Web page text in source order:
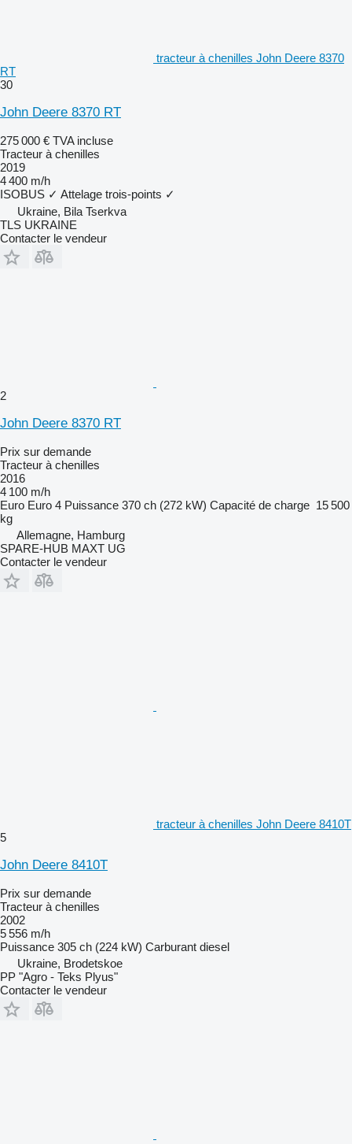
tracteur à chenilles John Deere 8370
RT
30
John Deere 8370 RT
275 000 € TVA incluse
Tracteur à chenilles
2019
4 400 m/h
ISOBUS ✓ Attelage trois-points ✓
Ukraine, Bila Tserkva
TLS UKRAINE
Contacter le vendeur
2
John Deere 8370 RT
Prix sur demande
Tracteur à chenilles
2016
4 100 m/h
Euro Euro 4 Puissance 370 ch (272 kW) Capacité de charge 15 500
kg
Allemagne, Hamburg
SPARE-HUB MAXT UG
Contacter le vendeur
tracteur à chenilles John Deere 8410T
5
John Deere 8410T
Prix sur demande
Tracteur à chenilles
2002
5 556 m/h
Puissance 305 ch (224 kW) Carburant diesel
Ukraine, Brodetskoe
PP "Agro - Teks Plyus"
Contacter le vendeur